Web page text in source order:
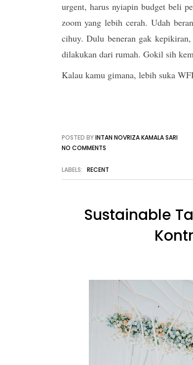
urgent, harus nyiapin budget beli
zoom yang lebih cerah. Udah
cihuy. Dulu beneran gak
dilakukan dari rumah. Gokil sih
Kalau kamu gimana, lebih suka
POSTED BYINTAN NOVRIZA KAMALA SARI
NO COMMENTS
LABELS: RECENT
Sustainable